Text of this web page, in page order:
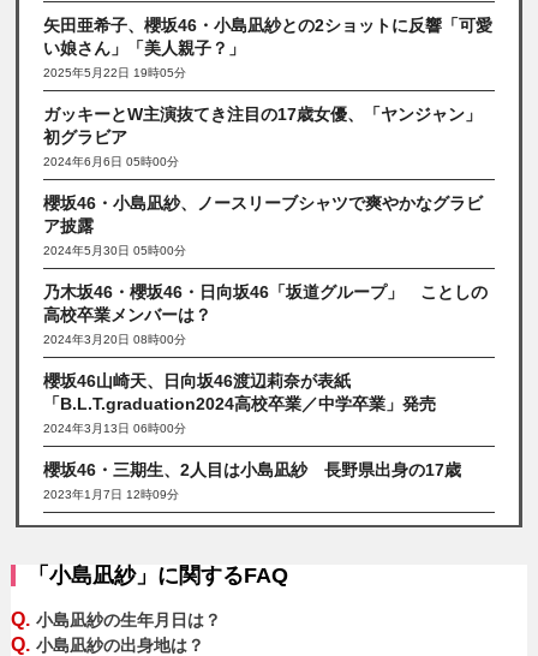
矢田亜希子、櫻坂46・小島凪紗との2ショットに反響「可愛
い娘さん」「美人親子？」
2025年5月22日 19時05分
ガッキーとW主演抜てき注目の17歳女優、「ヤンジャン」
初グラビア
2024年6月6日 05時00分
櫻坂46・小島凪紗、ノースリーブシャツで爽やかなグラビ
ア披露
2024年5月30日 05時00分
乃木坂46・櫻坂46・日向坂46「坂道グループ」 ことしの
高校卒業メンバーは？
2024年3月20日 08時00分
櫻坂46山崎天、日向坂46渡辺莉奈が表紙
「B.L.T.graduation2024高校卒業／中学卒業」発売
2024年3月13日 06時00分
櫻坂46・三期生、2人目は小島凪紗 長野県出身の17歳
2023年1月7日 12時09分
「小島凪紗」に関するFAQ
Q. 小島凪紗の生年月日は？
Q. 小島凪紗の出身地は？